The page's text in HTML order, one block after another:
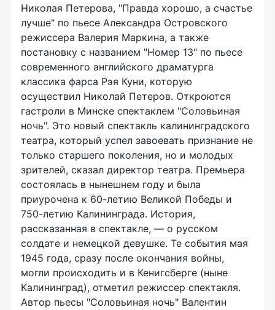
Николая Петерова, "Правда хорошо, а счастье
лучше" по пьесе Александра Островского
режиссера Валерия Маркина, а также
постановку с названием "Номер 13" по пьесе
современного английского драматурга
классика фарса Рэя Куни, которую
осуществил Николай Петеров. Откроются
гастроли в Минске спектаклем "Соловьиная
ночь". Это новый спектакль калининградского
театра, который успел завоевать признание не
только старшего поколения, но и молодых
зрителей, сказал директор театра. Премьера
состоялась в нынешнем году и была
приурочена к 60-летию Великой Победы и
750-летию Калининграда. История,
рассказанная в спектакле, — о русском
солдате и немецкой девушке. Те события мая
1945 года, сразу после окончания войны,
могли происходить и в Кенигсберге (ныне
Калининград), отметил режиссер спектакля.
Автор пьесы "Соловьиная ночь" Валентин